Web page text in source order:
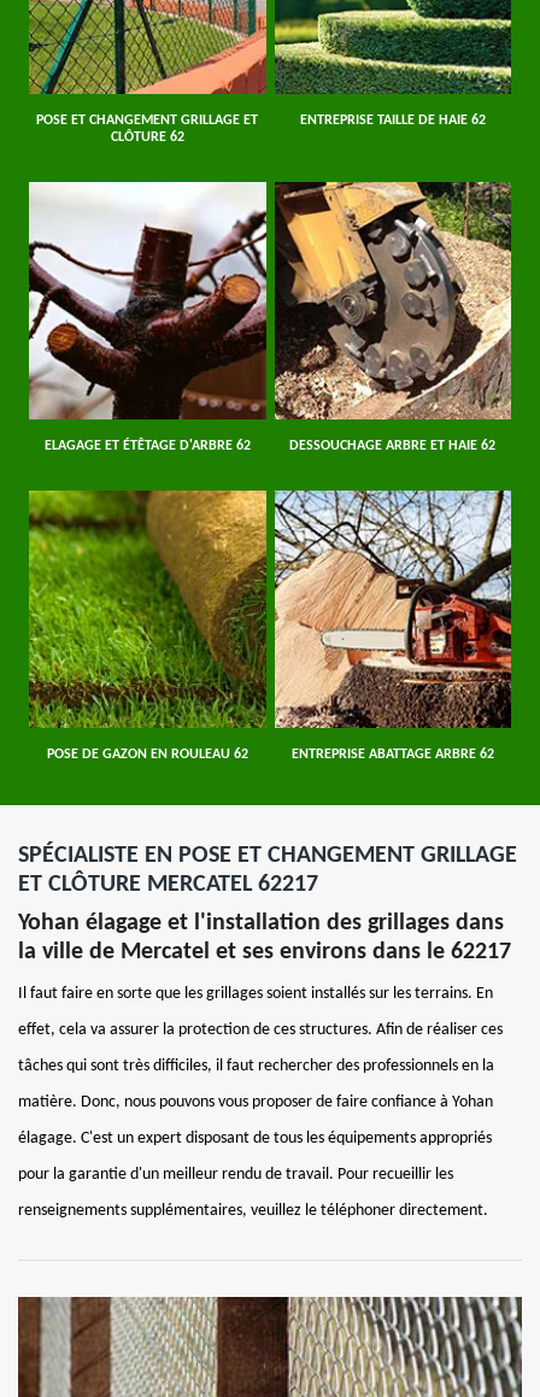
POSE ET CHANGEMENT GRILLAGE ET
CLÔTURE 62
ENTREPRISE TAILLE DE HAIE 62
ELAGAGE ET ÉTÊTAGE D'ARBRE 62 DESSOUCHAGE ARBRE ET HAIE 62
POSE DE GAZON EN ROULEAU 62 ENTREPRISE ABATTAGE ARBRE 62
SPÉCIALISTE EN POSE ET CHANGEMENT GRILLAGE
ET CLÔTURE MERCATEL 62217
Yohan élagage et l'installation des grillages dans
la ville de Mercatel et ses environs dans le 62217
Il faut faire en sorte que les grillages soient installés sur les terrains. En
effet, cela va assurer la protection de ces structures. Afin de réaliser ces
tâches qui sont très difficiles, il faut rechercher des professionnels en la
matière. Donc, nous pouvons vous proposer de faire confiance à Yohan
élagage. C'est un expert disposant de tous les équipements appropriés
pour la garantie d'un meilleur rendu de travail. Pour recueillir les
renseignements supplémentaires, veuillez le téléphoner directement.